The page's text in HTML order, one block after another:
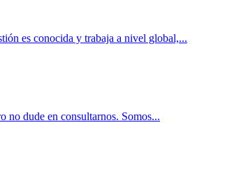
es conocida y trabaja a nivel global,...
no dude en consultarnos. Somos...